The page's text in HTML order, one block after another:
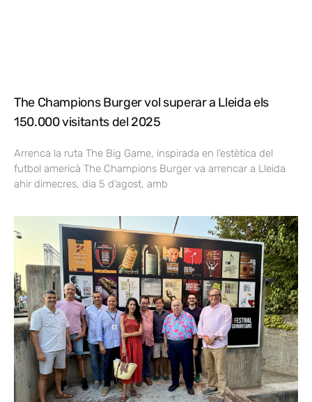
The Champions Burger vol superar a Lleida els
150.000 visitants del 2025
Arrenca la ruta The Big Game, inspirada en l’estètica del
futbol americà The Champions Burger va arrencar a Lleida
ahir dimecres, dia 5 d’agost, amb